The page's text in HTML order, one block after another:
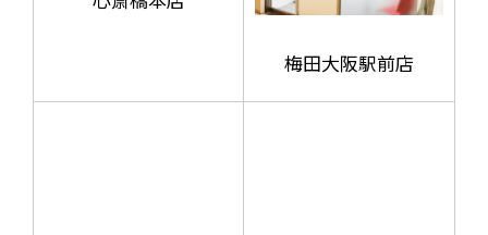
梅田大阪駅前店